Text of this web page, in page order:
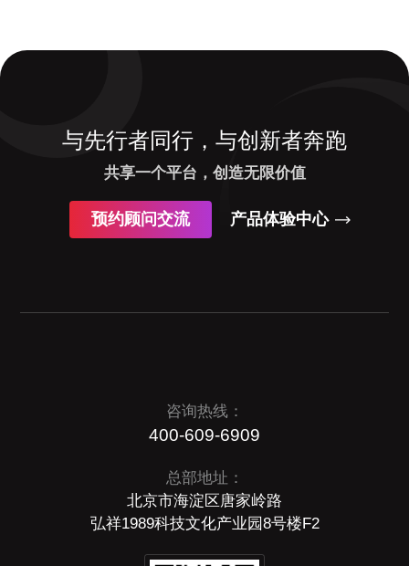
与先行者同行，与创新者奔跑
共享一个平台，创造无限价值
预约顾问交流 产品体验中心
咨询热线：
400-609-6909
总部地址：
北京市海淀区唐家岭路
弘祥1989科技文化产业园8号楼F2